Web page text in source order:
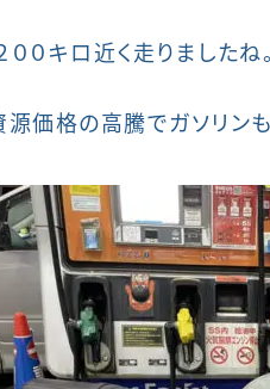
０キロ近く走りましたね。
源価格の高騰でガソリン